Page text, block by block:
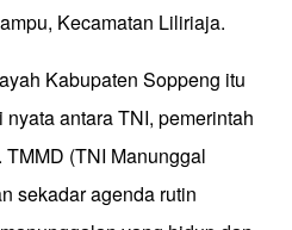
, Kecamatan Liliriaja.
Kabupaten Soppeng itu
antara TNI, pemerintah
(TNI Manunggal
sekadar agenda rutin